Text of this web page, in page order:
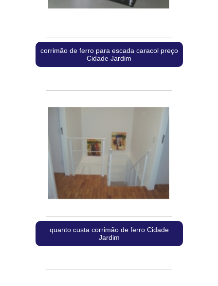
corrimão de ferro para escada caracol preço
Cidade Jardim
quanto custa corrimão de ferro Cidade
Jardim